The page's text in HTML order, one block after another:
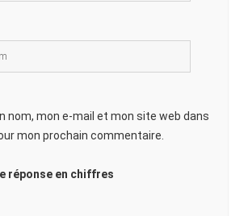
nom, mon e-mail et mon site web dans
mon prochain commentaire.
réponse en chiffres